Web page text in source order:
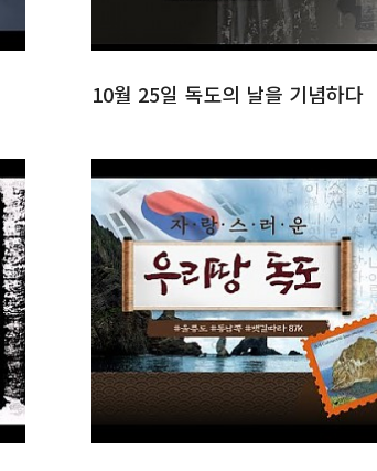
10월 25일 독도의 날을 기념하다